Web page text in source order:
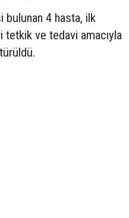
bulunan 4 hasta, ilk
tetkik ve tedavi amacıyla